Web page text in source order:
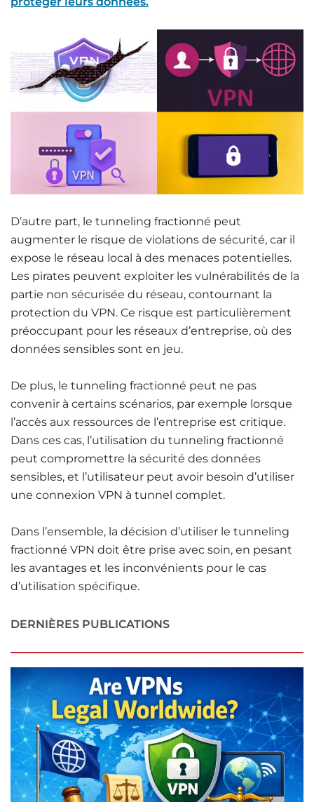
D’autre part, le tunneling fractionné peut
augmenter le risque de violations de sécurité, car il
expose le réseau local à des menaces potentielles.
Les pirates peuvent exploiter les vulnérabilités de la
partie non sécurisée du réseau, contournant la
protection du VPN. Ce risque est particulièrement
préoccupant pour les réseaux d’entreprise, où des
données sensibles sont en jeu.
De plus, le tunneling fractionné peut ne pas
convenir à certains scénarios, par exemple lorsque
l’accès aux ressources de l’entreprise est critique.
Dans ces cas, l’utilisation du tunneling fractionné
peut compromettre la sécurité des données
sensibles, et l’utilisateur peut avoir besoin d’utiliser
une connexion VPN à tunnel complet.
Dans l’ensemble, la décision d’utiliser le tunneling
fractionné VPN doit être prise avec soin, en pesant
les avantages et les inconvénients pour le cas
d’utilisation spécifique.
DERNIÈRES PUBLICATIONS